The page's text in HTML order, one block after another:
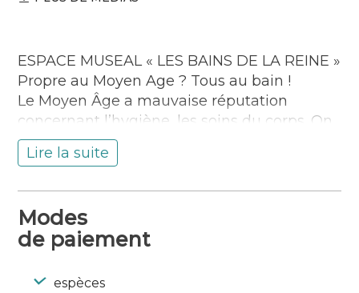
ESPACE MUSEAL « LES BAINS DE LA REINE »
Propre au Moyen Age ? Tous au bain !
Le Moyen Âge a mauvaise réputation
concernant l’hygiène, les soins du corps. On
parle d’une société crasseuse à l’hygiène
douteuse ! La réalité est tout autre. Depuis
Reine » à Guémené-sur-Scorff, étuve
médiévale construite vers 1380 par les Jean
caractéristiques du sauna et du hammam.
Lire la suite
Modes
de paiement
espèces